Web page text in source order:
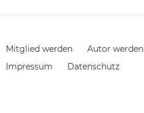
Navigation
überspringen
Mitglied werden Autor werden
Impressum
Datenschutz